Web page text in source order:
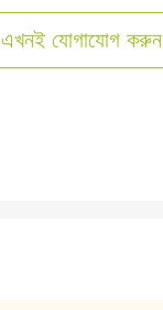
এখনই যোগাযোগ করুন